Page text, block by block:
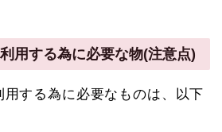
用する為に必要な物(注意点)
する為に必要なものは、以下